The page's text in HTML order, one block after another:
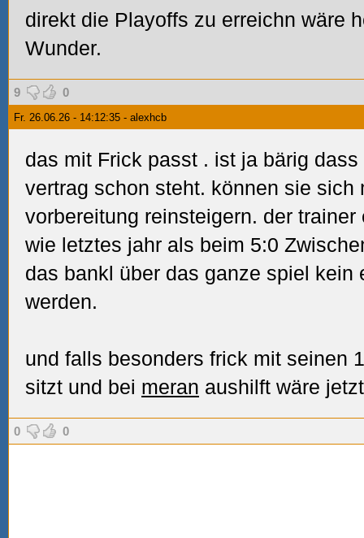
direkt die Playoffs zu erreichn wäre
Wunder.
9 0
Fr. 26.06.26 - 14:12:35 - alexhcb
das mit Frick passt . ist ja bärig
vertrag schon steht. können sie sich
vorbereitung reinsteigern. der
wie letztes jahr als beim 5:0
das bankl über das ganze spiel kein
werden.
und falls besonders frick mit seinen
sitzt und bei meran aushilft wäre
0 0